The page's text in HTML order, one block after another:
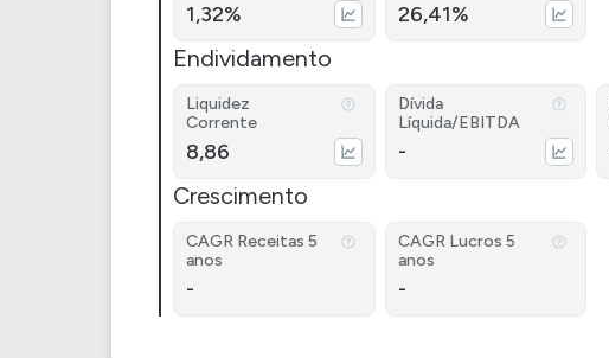
1,32% 26,41%
Endividamento
Liquidez
Corrente
8,86
Dívida
Líquida/EBITDA
-
Crescimento
CAGR Receitas 5
anos
-
CAGR Lucros 5
anos
-